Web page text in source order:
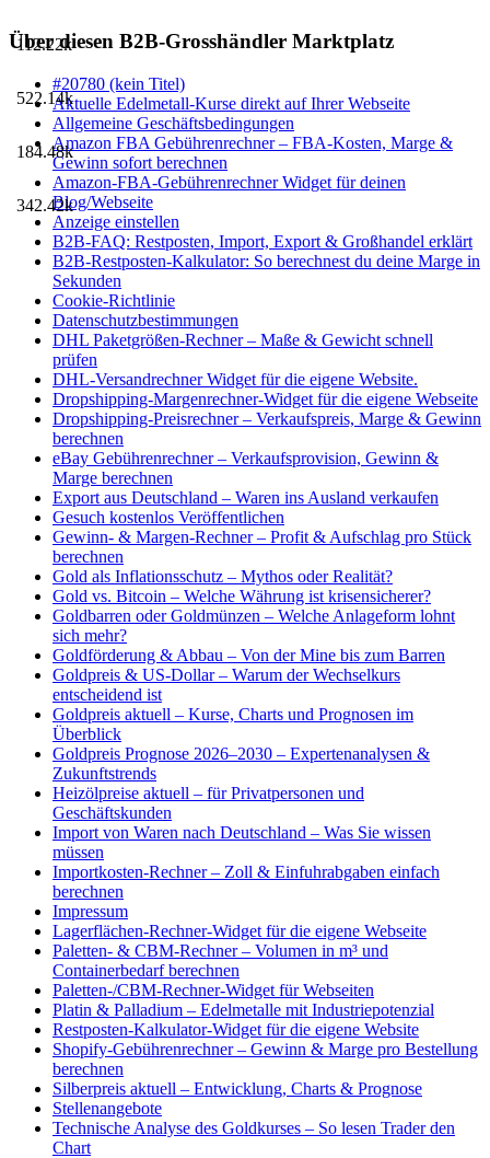
112.22k
522.14k
184.48k
342.42k
Über diesen B2B-Grosshändler Marktplatz
#20780 (kein Titel)
Aktuelle Edelmetall-Kurse direkt auf Ihrer Webseite
Allgemeine Geschäftsbedingungen
Amazon FBA Gebührenrechner – FBA-Kosten, Marge &
Gewinn sofort berechnen
Amazon-FBA-Gebührenrechner Widget für deinen
Blog/Webseite
Anzeige einstellen
B2B-FAQ: Restposten, Import, Export & Großhandel erklärt
B2B-Restposten-Kalkulator: So berechnest du deine Marge in
Sekunden
Cookie-Richtlinie
Datenschutzbestimmungen
DHL Paketgrößen-Rechner – Maße & Gewicht schnell
prüfen
DHL-Versandrechner Widget für die eigene Website.
Dropshipping-Margenrechner-Widget für die eigene Webseite
Dropshipping-Preisrechner – Verkaufspreis, Marge & Gewinn
berechnen
eBay Gebührenrechner – Verkaufsprovision, Gewinn &
Marge berechnen
Export aus Deutschland – Waren ins Ausland verkaufen
Gesuch kostenlos Veröffentlichen
Gewinn- & Margen-Rechner – Profit & Aufschlag pro Stück
berechnen
Gold als Inflationsschutz – Mythos oder Realität?
Gold vs. Bitcoin – Welche Währung ist krisensicherer?
Goldbarren oder Goldmünzen – Welche Anlageform lohnt
sich mehr?
Goldförderung & Abbau – Von der Mine bis zum Barren
Goldpreis & US-Dollar – Warum der Wechselkurs
entscheidend ist
Goldpreis aktuell – Kurse, Charts und Prognosen im
Überblick
Goldpreis Prognose 2026–2030 – Expertenanalysen &
Zukunftstrends
Heizölpreise aktuell – für Privatpersonen und
Geschäftskunden
Import von Waren nach Deutschland – Was Sie wissen
müssen
Importkosten-Rechner – Zoll & Einfuhrabgaben einfach
berechnen
Impressum
Lagerflächen-Rechner-Widget für die eigene Webseite
Paletten- & CBM-Rechner – Volumen in m³ und
Containerbedarf berechnen
Paletten-/CBM-Rechner-Widget für Webseiten
Platin & Palladium – Edelmetalle mit Industriepotenzial
Restposten-Kalkulator-Widget für die eigene Website
Shopify-Gebührenrechner – Gewinn & Marge pro Bestellung
berechnen
Silberpreis aktuell – Entwicklung, Charts & Prognose
Stellenangebote
Technische Analyse des Goldkurses – So lesen Trader den
Chart